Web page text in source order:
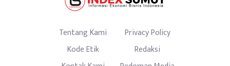
Tentang Kami
Privacy Policy
Kode Etik
Redaksi